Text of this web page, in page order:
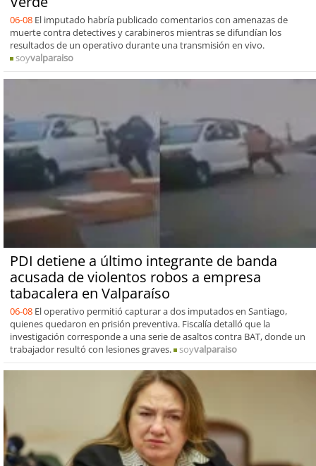
06-08 El imputado habría publicado comentarios con amenazas de
muerte contra detectives y carabineros mientras se difundían los
resultados de un operativo durante una transmisión en vivo.
soyvalparaiso
PDI detiene a último integrante de banda
acusada de violentos robos a empresa
tabacalera en Valparaíso
06-08 El operativo permitió capturar a dos imputados en Santiago,
quienes quedaron en prisión preventiva. Fiscalía detalló que la
investigación corresponde a una serie de asaltos contra BAT, donde un
trabajador resultó con lesiones graves.
soyvalparaiso